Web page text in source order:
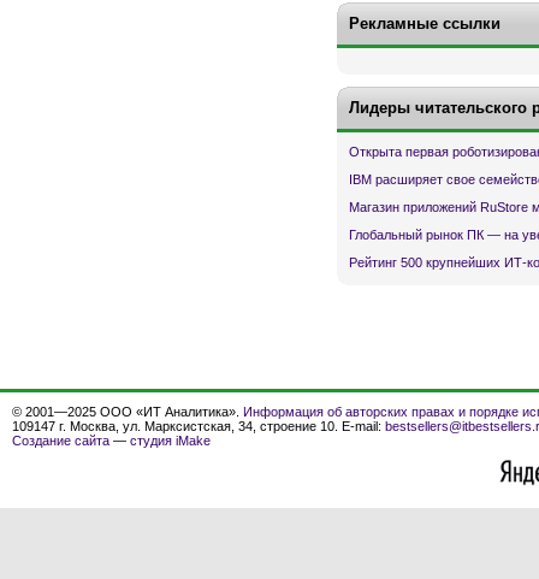
Рекламные ссылки
Лидеры читательского
Открыта первая
IBM расширяет свое
Магазин приложений RuStore
Глобальный рынок ПК — на
Рейтинг 500 крупнейших ИТ-
© 2001—2025 ООО «ИТ Аналитика». Информация об авторских правах и порядке
109147 г. Москва, ул. Марксистская, 34, строение 10. E-mail:
Создание сайта — студия iMake